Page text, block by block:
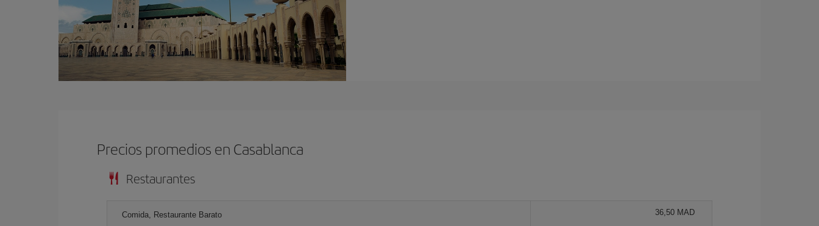
Precios promedios en Casablanca
Restaurantes
Comida, Restaurante Barato 36,50 MAD